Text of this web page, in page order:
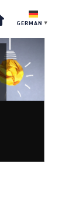
GERMAN ▼